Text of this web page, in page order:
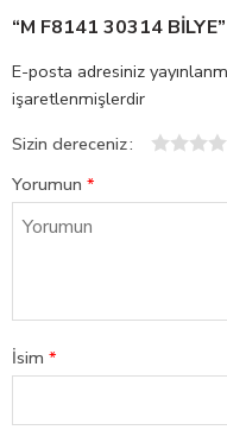
“M F8141 30314
E-posta adresiniz
işaretlenmişlerdir
Sizin dereceniz
Yorumun *
İsim *